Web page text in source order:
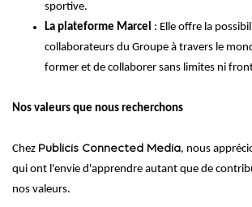
sportive.
La plateforme Marcel : Elle offre la
collaborateurs du Groupe à travers le
former et de collaborer sans limites ni
Nos valeurs que nous recherchons
Chez Publicis Connected Media, nous
qui ont l'envie d'apprendre autant que de
nos valeurs.